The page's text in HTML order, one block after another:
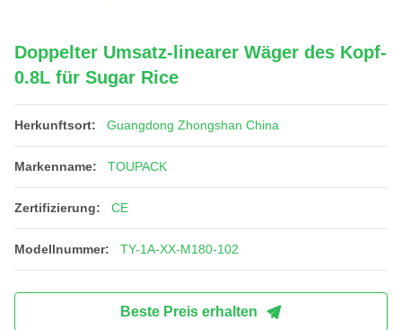
Doppelter Umsatz-linearer Wäger des Kopf-
0.8L für Sugar Rice
Herkunftsort: Guangdong Zhongshan China
Markenname: TOUPACK
Zertifizierung: CE
Modellnummer: TY-1A-XX-M180-102
Beste Preis erhalten